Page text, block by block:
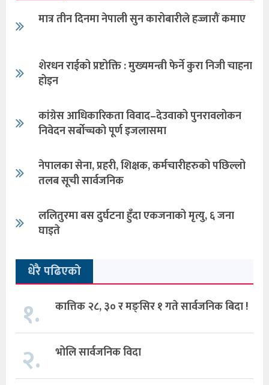
मात्र तीन दिनमा नेपाली सुन कारोबारीले हज्जारौं कमाए
शेरधन राईको प्रष्टोक्ति : मुख्यमन्त्री फेर्ने कुरा निजी चाहना
होइन
कांग्रेस आधिकारिकता विवाद–देउवाको पुनरावलोकन
निवेदन सर्बोच्चको पूर्ण इजलासमा
नेपालका सेना, प्रहरी, शिक्षक, कर्मचारीहरुको पछिल्लो
तलब सूची सार्वजनिक
ललितुरमा बस दुर्घटना हुँदा एकजनाको मृत्यु, ६ जना
घाइते
धेरै पढिएको
१. कात्तिक २८, ३० र मङ्सिर १ गते सार्वजनिक बिदा !
२. भोलि सार्वजनिक विदा